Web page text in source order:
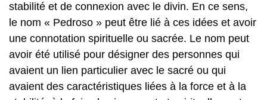
stabilité et de connexion avec le divin. En ce sens,
le nom « Pedroso » peut être lié à ces idées et avoir
une connotation spirituelle ou sacrée. Le nom peut
avoir été utilisé pour désigner des personnes qui
avaient un lien particulier avec le sacré ou qui
avaient des caractéristiques liées à la force et à la